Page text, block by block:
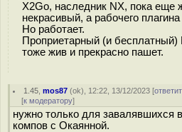
X2Go, наследник NX, пока еще
некрасивый, а рабочего
Но работает.
Проприетарный (и
тоже жив и прекрасно пашет.
1.45 ,mos87 (ok), 12:22, 13/12/2023 [
[к модератору]
нужно только для завалявшихся
компов с Окаянной.